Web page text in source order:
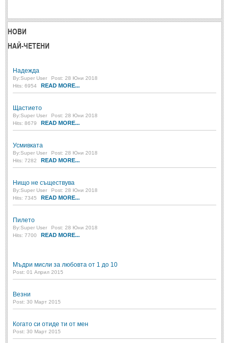
НОВИ
НАЙ-ЧЕТЕНИ
Надежда
By:Super User
Post: 28 Юни 2018
Hits: 6954
READ MORE...
Щастието
By:Super User
Post: 28 Юни 2018
Hits: 8679
READ MORE...
Усмивката
By:Super User
Post: 28 Юни 2018
Hits: 7282
READ MORE...
Нищо не съществува
By:Super User
Post: 28 Юни 2018
Hits: 7345
READ MORE...
Пилето
By:Super User
Post: 28 Юни 2018
Hits: 7700
READ MORE...
Мъдри мисли за любовта от 1 до 10
Post: 01 Април 2015
Везни
Post: 30 Март 2015
Когато си отиде ти от мен
Post: 30 Март 2015